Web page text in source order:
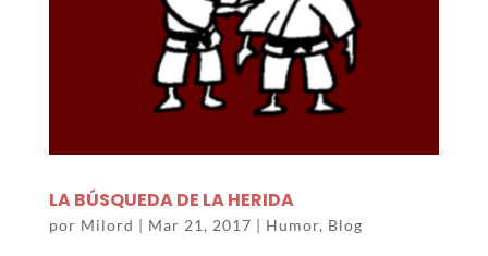
LA BÚSQUEDA DE LA HERIDA
por Milord | Mar 21, 2017 | Humor, Blog